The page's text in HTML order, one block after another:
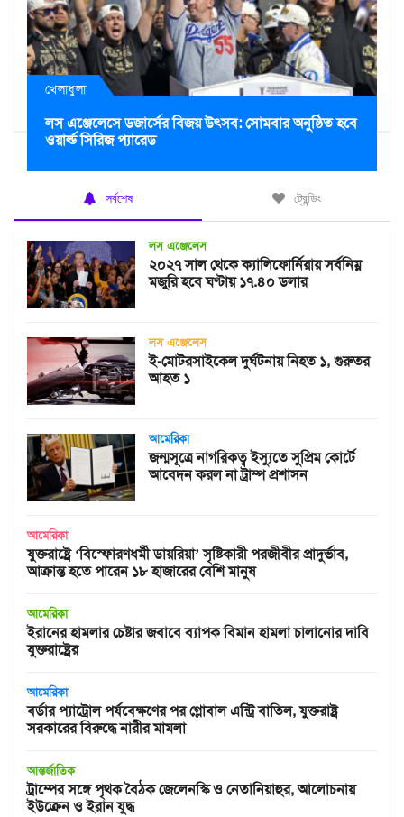
খেলাধুলা
লস এঞ্জেলেসে ডজার্সের বিজয় উৎসব: সোমবার অনুষ্ঠিত হবে
ওয়ার্ল্ড সিরিজ প্যারেড
সর্বশেষ ট্রেন্ডিং
লস এঞ্জেলেস
২০২৭ সাল থেকে ক্যালিফোর্নিয়ায় সর্বনিম্ন
মজুরি হবে ঘণ্টায় ১৭.৪০ ডলার
লস এঞ্জেলেস
ই-মোটরসাইকেল দুর্ঘটনায় নিহত ১, গুরুতর
আহত ১
আমেরিকা
জন্মসূত্রে নাগরিকত্ব ইস্যুতে সুপ্রিম কোর্টে
আবেদন করল না ট্রাম্প প্রশাসন
আমেরিকা
যুক্তরাষ্ট্রে ‘বিস্ফোরণধর্মী ডায়রিয়া’ সৃষ্টিকারী পরজীবীর প্রাদুর্ভাব,
আক্রান্ত হতে পারেন ১৮ হাজারের বেশি মানুষ
আমেরিকা
ইরানের হামলার চেষ্টার জবাবে ব্যাপক বিমান হামলা চালানোর দাবি
যুক্তরাষ্ট্রের
আমেরিকা
বর্ডার প্যাট্রোল পর্যবেক্ষণের পর গ্লোবাল এন্ট্রি বাতিল, যুক্তরাষ্ট্র
সরকারের বিরুদ্ধে নারীর মামলা
আন্তর্জাতিক
ট্রাম্পের সঙ্গে পৃথক বৈঠক জেলেনস্কি ও নেতানিয়াহুর, আলোচনায়
ইউক্রেন ও ইরান যুদ্ধ